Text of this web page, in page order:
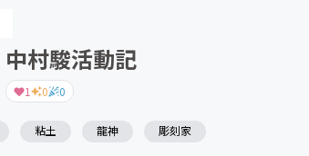
村駿活動記
1 0 0
粘土 龍神 彫刻家